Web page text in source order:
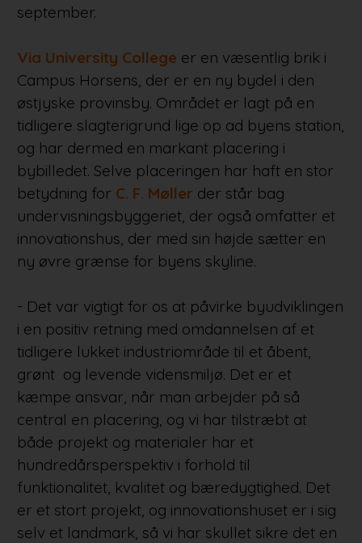
september.
Via University College er en væsentlig brik i
Campus Horsens, der er en ny bydel i den
østjyske provinsby. Området er lagt på en
tidligere slagterigrund lige op ad byens station,
og har dermed en markant placering i
bybilledet. Selve placeringen har haft en stor
betydning for C. F. Møller der står bag
undervisningsbyggeriet, der også omfatter et
innovationshus, der med sin højde sætter en
ny øvre grænse for byens skyline.
- Det var vigtigt for os at påvirke byudviklingen
i en positiv retning med omdannelsen af et
tidligere lukket industriområde til et åbent,
grønt og levende vidensmiljø. Det er et
kæmpe ansvar, når man arbejder på så
central en placering, og vi har tilstræbt at
både projekt og materialer har et
hundredårsperspektiv i forhold til
funktionalitet, kvalitet og bæredygtighed. Det
er et stort projekt, og innovationshuset er i sig
selv et landmark, så vi har skullet sikre det en